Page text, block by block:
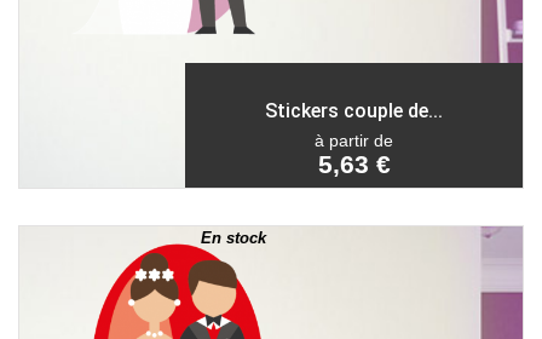
Stickers couple de...
à partir de
5,63 €
En stock